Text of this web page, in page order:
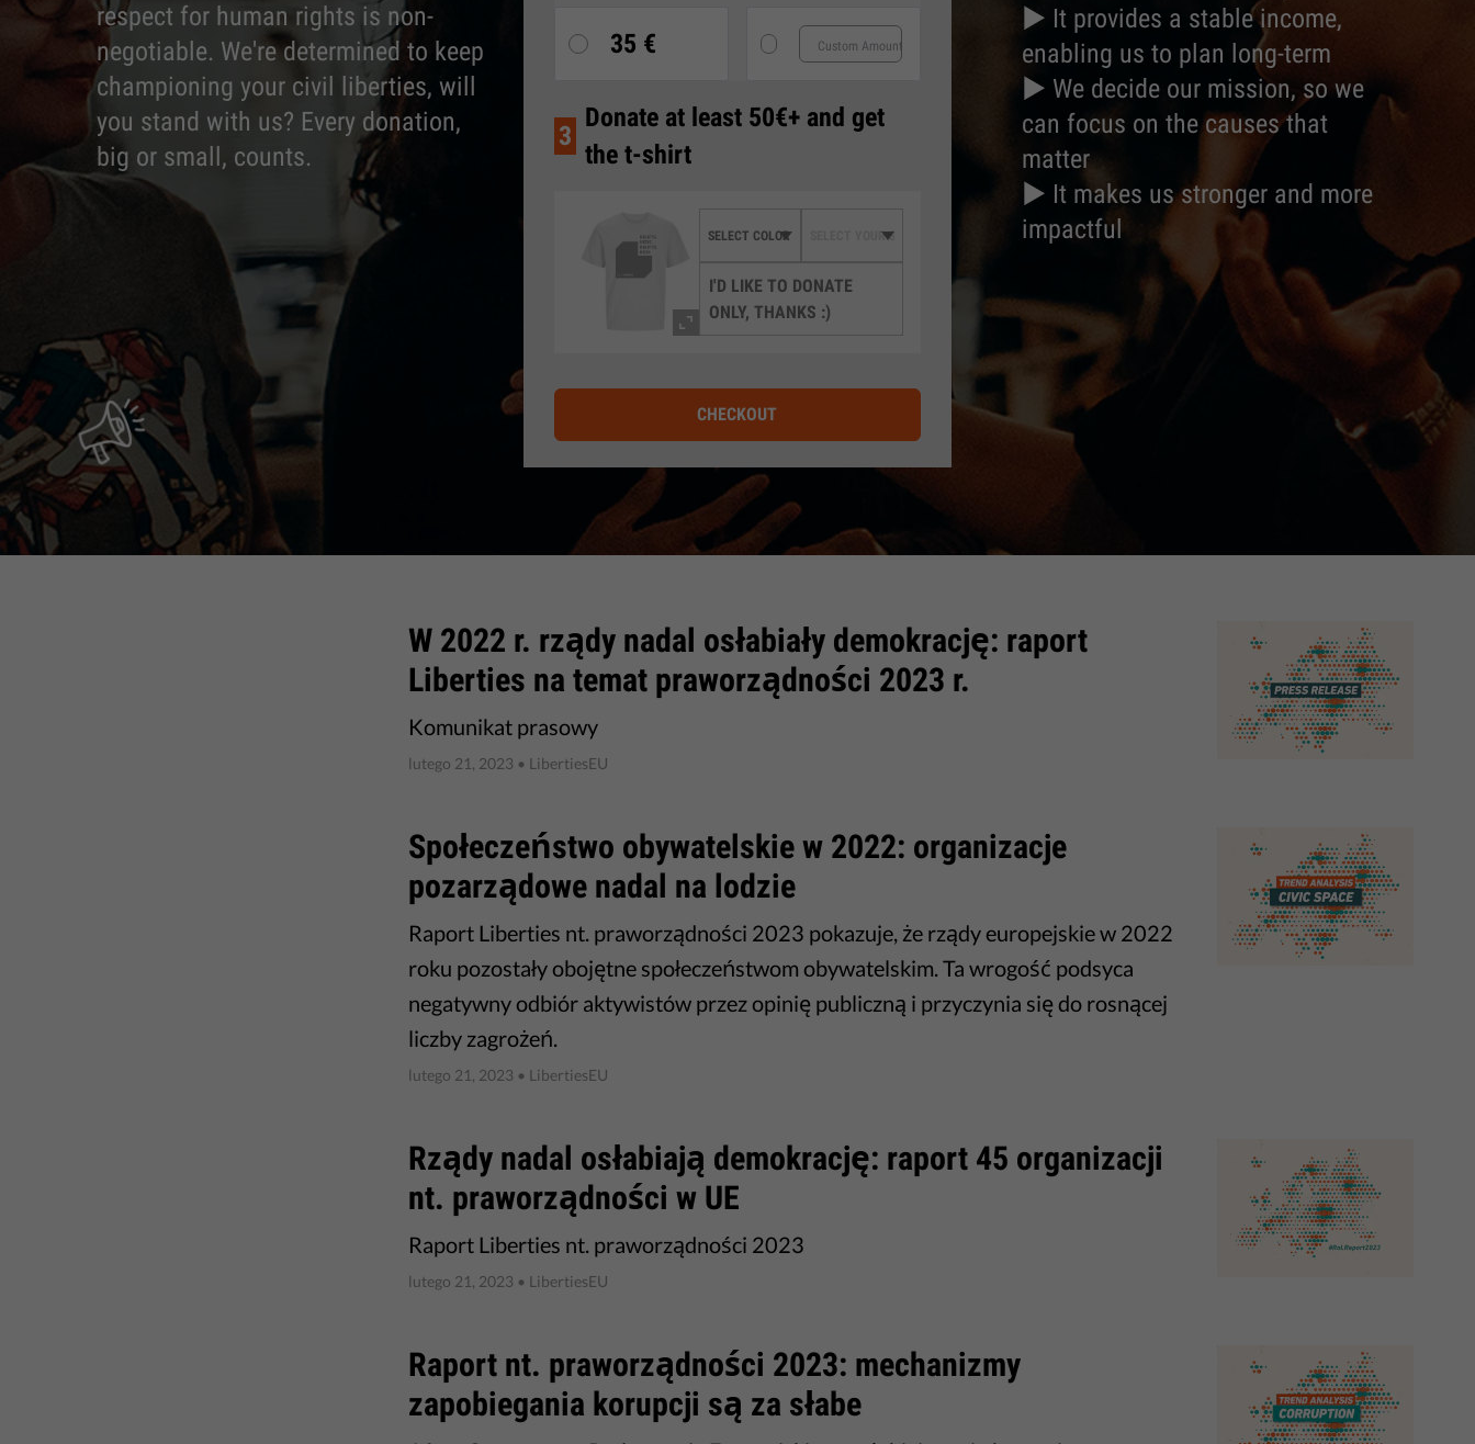
respect for human rights is non-
negotiable. We're determined to keep
championing your civil liberties, will
you stand with us? Every donation,
big or small, counts.
35 €
3
Donate at least 50€+ and get
the t-shirt
I'D LIKE TO DONATE
ONLY, THANKS :)
CHECKOUT
► It provides a stable income,
enabling us to plan long-term
► We decide our mission, so we
can focus on the causes that
matter
► It makes us stronger and more
impactful
​W 2022 r. rządy nadal osłabiały demokrację: raport
Liberties na temat praworządności 2023 r.
Komunikat prasowy
lutego 21, 2023 • LibertiesEU
Społeczeństwo obywatelskie w 2022: organizacje
pozarządowe nadal na lodzie
Raport Liberties nt. praworządności 2023 pokazuje, że rządy europejskie w 2022
roku pozostały obojętne społeczeństwom obywatelskim. Ta wrogość podsyca
negatywny odbiór aktywistów przez opinię publiczną i przyczynia się do rosnącej
liczby zagrożeń.
lutego 21, 2023 • LibertiesEU
Rządy nadal osłabiają demokrację: raport 45 organizacji
nt. praworządności w UE
Raport Liberties nt. praworządności 2023
lutego 21, 2023 • LibertiesEU
Raport nt. praworządności 2023: mechanizmy
zapobiegania korupcji są za słabe